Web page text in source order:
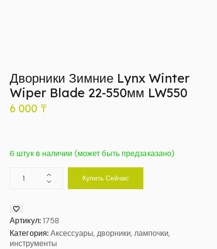
Дворники Зимние Lynx Winter
Wiper Blade 22-550мм LW550
6 000 ₸
6 штук в наличии (может быть предзаказано)
Купить Сейчас
Артикул: 1758
Категория:Аксессуары, дворники, лампочки,
инструменты